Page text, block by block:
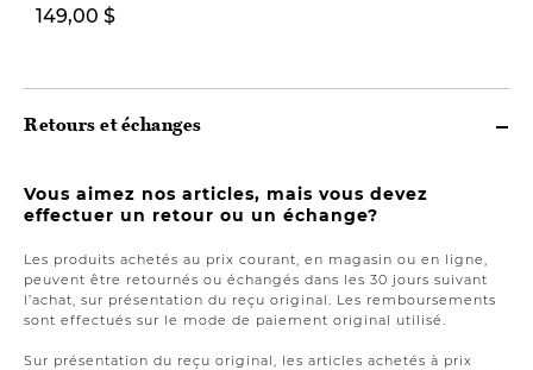
149,00 $
Retours et échanges
Vous aimez nos articles, mais vous devez
effectuer un retour ou un échange?
Les produits achetés au prix courant, en magasin ou en ligne,
peuvent être retournés ou échangés dans les 30 jours suivant
l’achat, sur présentation du reçu original. Les remboursements
sont effectués sur le mode de paiement original utilisé.
Sur présentation du reçu original, les articles achetés à prix